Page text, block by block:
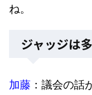
ね。
ジャッジは
加藤 ：議会の話